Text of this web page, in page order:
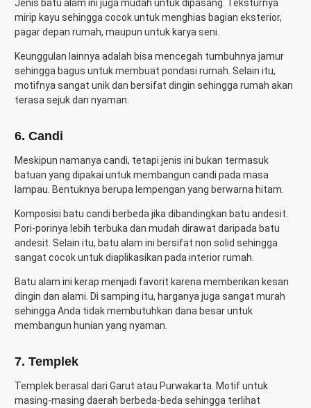
Jenis batu alam ini juga mudah untuk dipasang. Teksturnya
mirip kayu sehingga cocok untuk menghias bagian eksterior,
pagar depan rumah, maupun untuk karya seni.
Keunggulan lainnya adalah bisa mencegah tumbuhnya jamur
sehingga bagus untuk membuat pondasi rumah. Selain itu,
motifnya sangat unik dan bersifat dingin sehingga rumah akan
terasa sejuk dan nyaman.
6. Candi
Meskipun namanya candi, tetapi jenis ini bukan termasuk
batuan yang dipakai untuk membangun candi pada masa
lampau. Bentuknya berupa lempengan yang berwarna hitam.
Komposisi batu candi berbeda jika dibandingkan batu andesit.
Pori-porinya lebih terbuka dan mudah dirawat daripada batu
andesit. Selain itu, batu alam ini bersifat non solid sehingga
sangat cocok untuk diaplikasikan pada interior rumah.
Batu alam ini kerap menjadi favorit karena memberikan kesan
dingin dan alami. Di samping itu, harganya juga sangat murah
sehingga Anda tidak membutuhkan dana besar untuk
membangun hunian yang nyaman.
7. Templek
Templek berasal dari Garut atau Purwakarta. Motif untuk
masing-masing daerah berbeda-beda sehingga terlihat